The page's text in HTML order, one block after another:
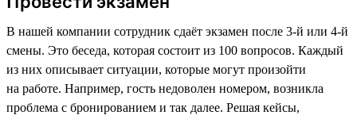
В нашей компании сотрудник сдаёт экзамен после 3-й или 4-й
смены. Это беседа, которая состоит из 100 вопросов. Каждый
из них описывает ситуации, которые могут произойти
на работе. Например, гость недоволен номером, возникла
проблема с бронированием и так далее. Решая кейсы,